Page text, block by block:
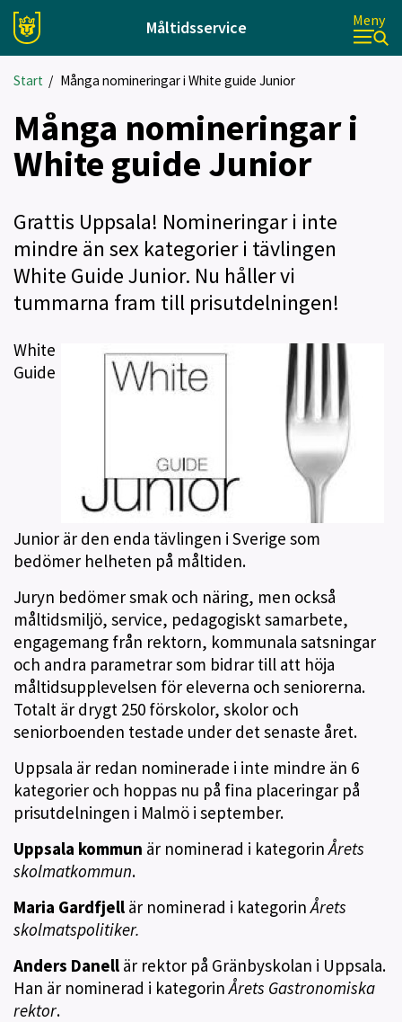
Måltidsservice Meny
Start / Många nomineringar i White guide Junior
Många nomineringar i
White guide Junior
Grattis Uppsala! Nomineringar i inte
mindre än sex kategorier i tävlingen
White Guide Junior. Nu håller vi
tummarna fram till prisutdelningen!
White
Guide
Junior är den enda tävlingen i Sverige som
bedömer helheten på måltiden.
Juryn bedömer smak och näring, men också
måltidsmiljö, service, pedagogiskt samarbete,
engagemang från rektorn, kommunala satsningar
och andra parametrar som bidrar till att höja
måltidsupplevelsen för eleverna och seniorerna.
Totalt är drygt 250 förskolor, skolor och
seniorboenden testade under det senaste året.
Uppsala är redan nominerade i inte mindre än 6
kategorier och hoppas nu på fina placeringar på
prisutdelningen i Malmö i september.
Uppsala kommun är nominerad i kategorinÅrets
skolmatkommun.
Maria Gardfjell är nominerad i kategorinÅrets
skolmatspolitiker.
Anders Danell är rektor på Gränbyskolan i Uppsala.
Han är nominerad i kategorinÅrets Gastronomiska
rektor.